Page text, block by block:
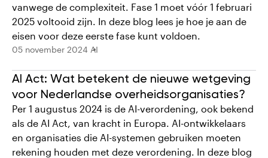
vanwege de complexiteit. Fase 1 moet vóór 1 februari
2025 voltooid zijn. In deze blog lees je hoe je aan de
eisen voor deze eerste fase kunt voldoen.
05 november 2024 AI
AI Act: W at betekent de nieuwe wetgeving
voor Nederlandse overheidsorganisaties?
Per 1 augustus 2024 is de AI-verordening, ook bekend
als de AI Act, van kracht in Europa. AI-ontwikkelaars
en organisaties die AI-systemen gebruiken moeten
rekening houden met deze verordening. In deze blog